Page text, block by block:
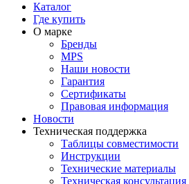
Каталог
Где купить
О марке
Бренды
MPS
Наши новости
Гарантия
Сертификаты
Правовая информация
Новости
Техническая поддержка
Таблицы совместимости
Инструкции
Технические материалы
Техническая консультация